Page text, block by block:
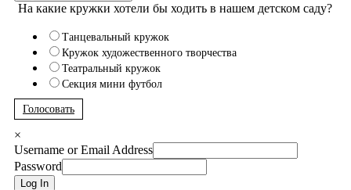
На какие кружки хотели бы ходить в нашем детском саду?
Танцевальный кружок
Кружок художественного творчества
Театральный кружок
Секция мини футбол
Голосовать
×
Username or Email Address
Password
Log In